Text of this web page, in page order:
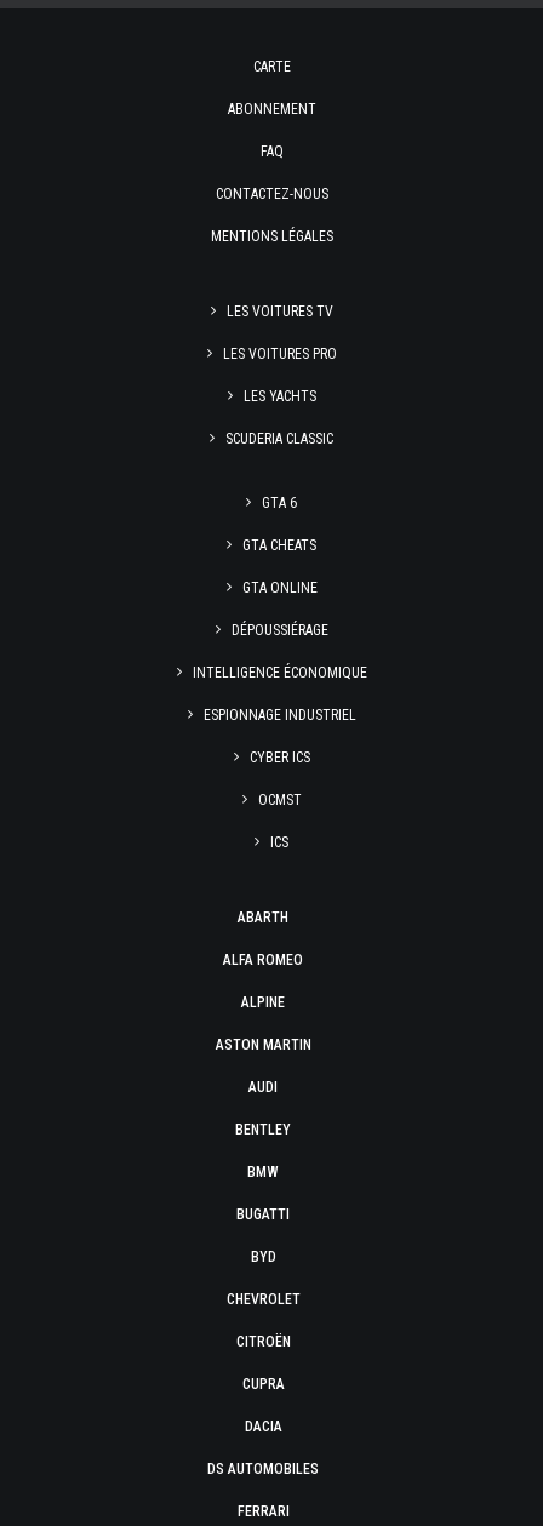
CARTE
ABONNEMENT
FAQ
CONTACTEZ-NOUS
MENTIONS LÉGALES
LES VOITURES TV
LES VOITURES PRO
LES YACHTS
SCUDERIA CLASSIC
GTA 6
GTA CHEATS
GTA ONLINE
DÉPOUSSIÉRAGE
INTELLIGENCE ÉCONOMIQUE
ESPIONNAGE INDUSTRIEL
CYBER ICS
OCMST
ICS
ABARTH
ALFA ROMEO
ALPINE
ASTON MARTIN
AUDI
BENTLEY
BMW
BUGATTI
BYD
CHEVROLET
CITROËN
CUPRA
DACIA
DS AUTOMOBILES
FERRARI